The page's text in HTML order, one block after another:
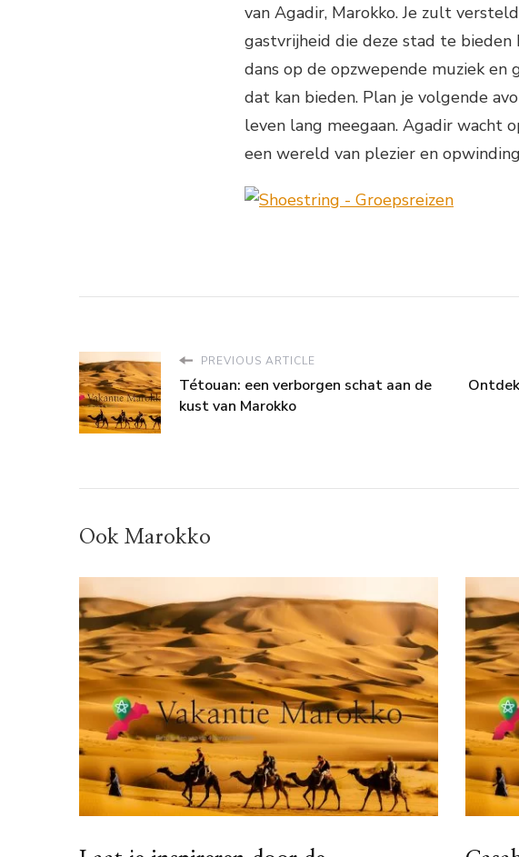
van Agadir, Marokko. Je zult
gastvrijheid die deze stad te bieden
dans op de opzwepende muziek
dat kan bieden. Plan je volgende
leven lang meegaan. Agadir wacht
een wereld van plezier en
PREVIOUS ARTICLE
Tétouan: een verborgen schat aan de
kust van Marokko
Ook Marokko